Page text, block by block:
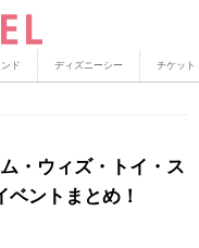
ド ディズニーシー チケット
・ウィズ・トイ・ス
ベントまとめ！